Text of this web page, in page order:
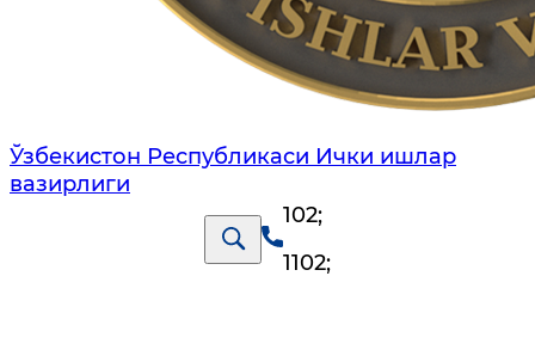
Ўзбекистон Республикаси Ички ишлар
вазирлиги
102;
1102;